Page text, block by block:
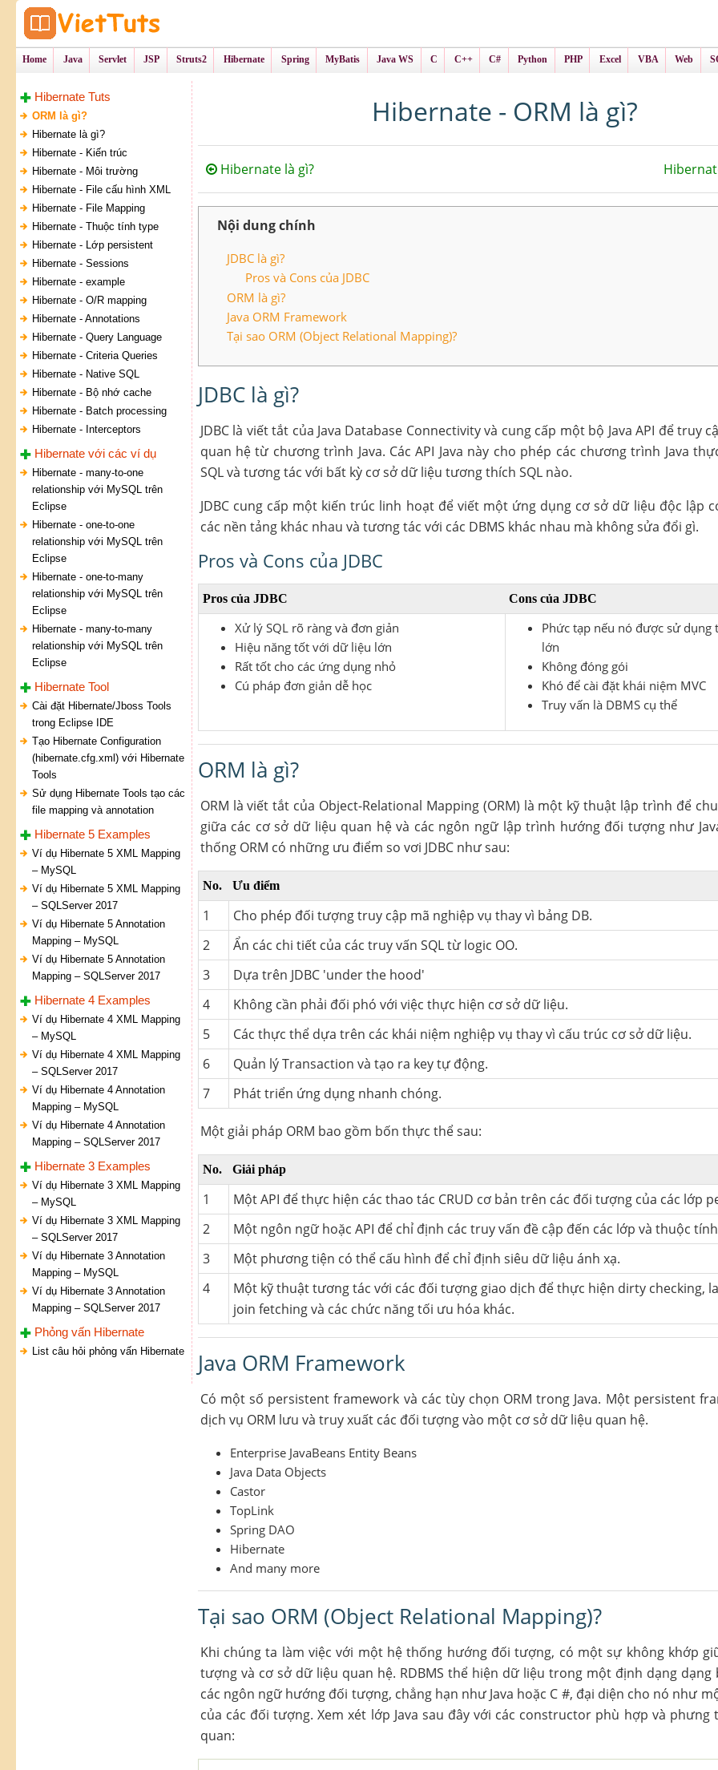
Home Java Servlet JSP Struts2 Hibernate Spring MyBatis Java WS C C++ C# Python PHP Excel VBA Web
Hibernate Tuts
ORM là gì?
Hibernate là gì?
Hibernate - Kiến trúc
Hibernate - Môi trường
Hibernate - File cấu hình XML
Hibernate - File Mapping
Hibernate - Thuộc tính type
Hibernate - Lớp persistent
Hibernate - Sessions
Hibernate - example
Hibernate - O/R mapping
Hibernate - Annotations
Hibernate - Query Language
Hibernate - Criteria Queries
Hibernate - Native SQL
Hibernate - Bộ nhớ cache
Hibernate - Batch processing
Hibernate - Interceptors
Hibernate với các ví dụ
Hibernate - many-to-one
relationship với MySQL trên
Eclipse
Hibernate - one-to-one
relationship với MySQL trên
Eclipse
Hibernate - one-to-many
relationship với MySQL trên
Eclipse
Hibernate - many-to-many
relationship với MySQL trên
Eclipse
Hibernate Tool
Cài đặt Hibernate/Jboss Tools
trong Eclipse IDE
Tạo Hibernate Configuration
(hibernate.cfg.xml) với Hibernate
Tools
Sử dụng Hibernate Tools tạo các
file mapping và annotation
Hibernate 5 Examples
Ví dụ Hibernate 5 XML Mapping
– MySQL
Ví dụ Hibernate 5 XML Mapping
– SQLServer 2017
Ví dụ Hibernate 5 Annotation
Mapping – MySQL
Ví dụ Hibernate 5 Annotation
Mapping – SQLServer 2017
Hibernate 4 Examples
Ví dụ Hibernate 4 XML Mapping
– MySQL
Ví dụ Hibernate 4 XML Mapping
– SQLServer 2017
Ví dụ Hibernate 4 Annotation
Mapping – MySQL
Ví dụ Hibernate 4 Annotation
Mapping – SQLServer 2017
Hibernate 3 Examples
Ví dụ Hibernate 3 XML Mapping
– MySQL
Ví dụ Hibernate 3 XML Mapping
– SQLServer 2017
Ví dụ Hibernate 3 Annotation
Mapping – MySQL
Ví dụ Hibernate 3 Annotation
Mapping – SQLServer 2017
Phỏng vấn Hibernate
List câu hỏi phỏng vấn Hibernate
Hibernate - ORM là gì?
Hibernate là gì?
Nội dung chính
JDBC là gì?
Pros và Cons của JDBC
ORM là gì?
Java ORM Framework
Tại sao ORM (Object Relational Mapping)?
JDBC là gì?
JDBC là viết tắt của Java Database Connectivity và cung cấp một bộ Java API để truy
quan hệ từ chương trình Java. Các API Java này cho phép các chương trình Java
SQL và tương tác với bất kỳ cơ sở dữ liệu tương thích SQL nào.
JDBC cung cấp một kiến trúc linh hoạt để viết một ứng dụng cơ sở dữ liệu độc lập
các nền tảng khác nhau và tương tác với các DBMS khác nhau mà không sửa đổi gì.
Pros và Cons của JDBC
Pros của JDBC Cons của JDBC
Xử lý SQL rõ ràng và đơn giản
Hiệu năng tốt với dữ liệu lớn
Rất tốt cho các ứng dụng nhỏ
Cú pháp đơn giản dễ học
Phức tạp nếu nó được sử dụng
lớn
Không đóng gói
Khó để cài đặt khái niệm MVC
Truy vấn là DBMS cụ thể
ORM là gì?
ORM là viết tắt của Object-Relational Mapping (ORM) là một kỹ thuật lập trình để
giữa các cơ sở dữ liệu quan hệ và các ngôn ngữ lập trình hướng đối tượng như
thống ORM có những ưu điểm so vơi JDBC như sau:
No. Ưu điểm
1
Cho phép đối tượng truy cập mã nghiệp vụ thay vì bảng DB.
2
Ẩn các chi tiết của các truy vấn SQL từ logic OO.
3
Dựa trên JDBC 'under the hood'
4
Không cần phải đối phó với việc thực hiện cơ sở dữ liệu.
5
Các thực thể dựa trên các khái niệm nghiệp vụ thay vì cấu trúc cơ sở dữ liệu.
6
Quản lý Transaction và tạo ra key tự động.
7
Phát triển ứng dụng nhanh chóng.
Một giải pháp ORM bao gồm bốn thực thể sau:
No. Giải pháp
1
Một API để thực hiện các thao tác CRUD cơ bản trên các đối tượng của các lớp
2
Một ngôn ngữ hoặc API để chỉ định các truy vấn đề cập đến các lớp và thuộc
3
Một phương tiện có thể cấu hình để chỉ định siêu dữ liệu ánh xạ.
4
Một kỹ thuật tương tác với các đối tượng giao dịch để thực hiện dirty checking,
join fetching và các chức năng tối ưu hóa khác.
Java ORM Framework
Có một số persistent framework và các tùy chọn ORM trong Java. Một persistent
dịch vụ ORM lưu và truy xuất các đối tượng vào một cơ sở dữ liệu quan hệ.
Enterprise JavaBeans Entity Beans
Java Data Objects
Castor
TopLink
Spring DAO
Hibernate
And many more
Tại sao ORM (Object Relational Mapping)?
Khi chúng ta làm việc với một hệ thống hướng đối tượng, có một sự không khớp
tượng và cơ sở dữ liệu quan hệ. RDBMS thể hiện dữ liệu trong một định dạng dạng
các ngôn ngữ hướng đối tượng, chẳng hạn như Java hoặc C #, đại diện cho nó như
của các đối tượng. Xem xét lớp Java sau đây với các constructor phù hợp và phưng
quan: